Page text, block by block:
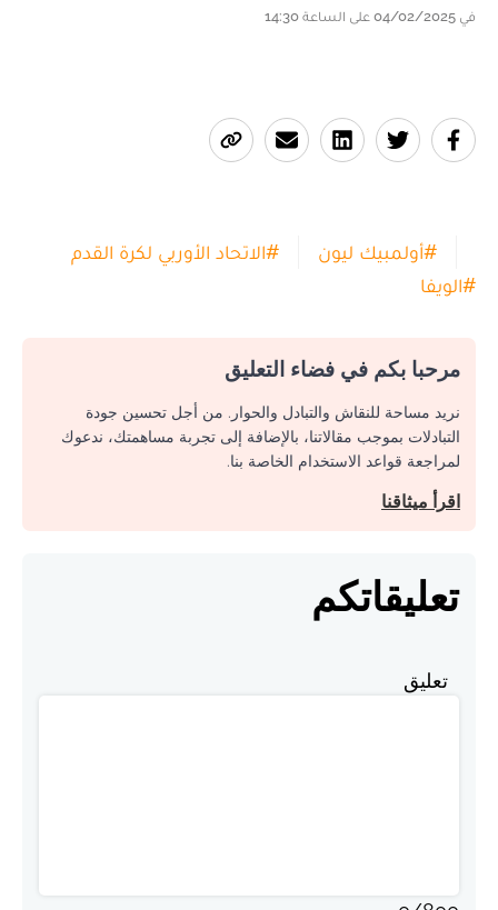
في 04/02/2025 على الساعة 14:30
#أولمبيك ليون #الاتحاد الأوربي لكرة القدم
#الويفا
مرحبا بكم في فضاء التعليق
نريد مساحة للنقاش والتبادل والحوار. من أجل تحسين جودة
التبادلات بموجب مقالاتنا، بالإضافة إلى تجربة مساهمتك، ندعوك
لمراجعة قواعد الاستخدام الخاصة بنا.
اقرأ ميثاقنا
تعليقاتكم
تعليق